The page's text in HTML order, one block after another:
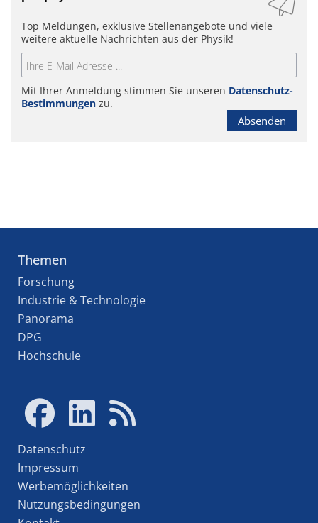
Top Meldungen, exklusive Stellenangebote und viele
weitere aktuelle Nachrichten aus der Physik!
Mit Ihrer Anmeldung stimmen Sie unseren Datenschutz-
Bestimmungen zu.
Absenden
Themen
Forschung
Industrie & Technologie
Panorama
DPG
Hochschule
Datenschutz
Impressum
Werbemöglichkeiten
Nutzungsbedingungen